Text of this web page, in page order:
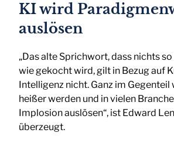
KI wird
auslösen
„Das alte Sprichwort, dass nichts
wie gekocht wird, gilt in Bezug auf
Intelligenz nicht. Ganz im
heißer werden und in vielen
Implosion auslösen“, ist Edward
überzeugt.